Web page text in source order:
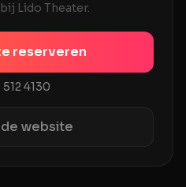
Lido Theater.
reserveren
512 4130
website